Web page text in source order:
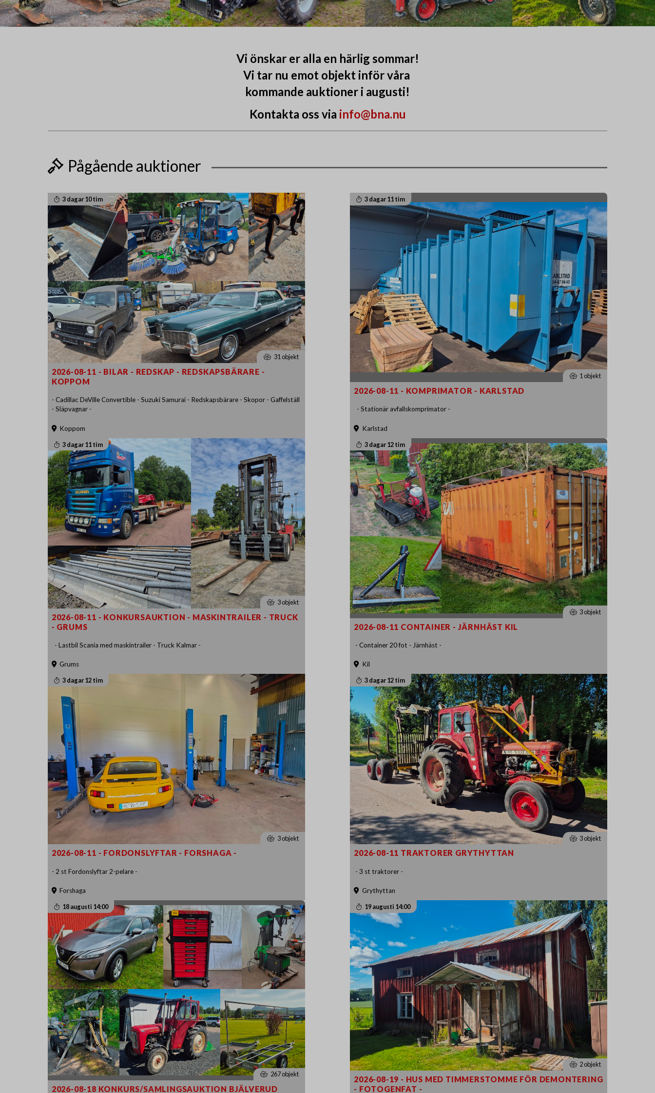
Vi önskar er alla en härlig sommar!
Vi tar nu emot objekt inför våra
kommande auktioner i augusti!
Kontakta oss via info@bna.nu
Pågående auktioner
3 dagar 10 tim
31 objekt
2026-08-11 - BILAR - REDSKAP - REDSKAPSBÄRARE -
KOPPOM
- Cadillac DeVille Convertible - Suzuki Samurai - Redskapsbärare - Skopor - Gaffelställ
- Släpvagnar -
Koppom
3 dagar 11 tim
1 objekt
2026-08-11 - KOMPRIMATOR - KARLSTAD
- Stationär avfallskomprimator -
Karlstad
3 dagar 11 tim
3 objekt
2026-08-11 - KONKURSAUKTION - MASKINTRAILER - TRUCK
- GRUMS
- Lastbil Scania med maskintrailer - Truck Kalmar -
Grums
3 dagar 12 tim
3 objekt
2026-08-11 CONTAINER - JÄRNHÄST KIL
- Container 20 fot - Järnhäst -
Kil
3 dagar 12 tim
3 objekt
2026-08-11 - FORDONSLYFTAR - FORSHAGA -
- 2 st Fordonslyftar 2-pelare -
Forshaga
3 dagar 12 tim
3 objekt
2026-08-11 TRAKTORER GRYTHYTTAN
- 3 st traktorer -
Grythyttan
18 augusti 14:00
267 objekt
2026-08-18 KONKURS/SAMLINGSAUKTION BJÄLVERUD
19 augusti 14:00
2 objekt
2026-08-19 - HUS MED TIMMERSTOMME FÖR DEMONTERING
- FOTOGENFAT -